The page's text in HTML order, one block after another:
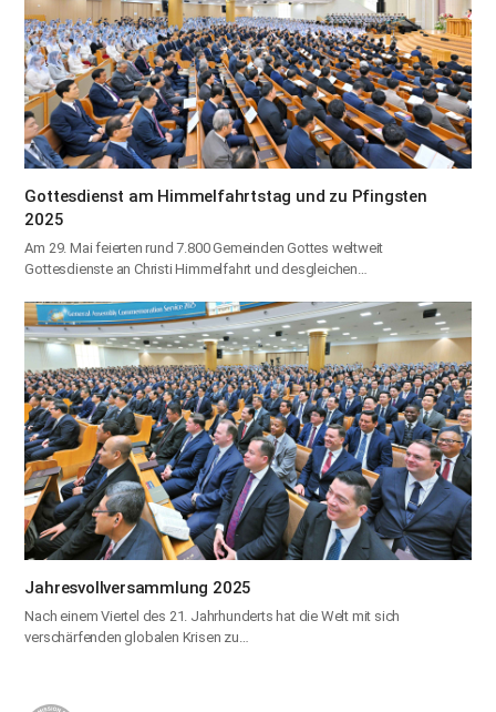
Gottesdienst am Himmelfahrtstag und zu Pfingsten
2025
Am 29. Mai feierten rund 7.800 Gemeinden Gottes weltweit
Gottesdienste an Christi Himmelfahrt und desgleichen…
Jahresvollversammlung 2025
Nach einem Viertel des 21. Jahrhunderts hat die Welt mit sich
verschärfenden globalen Krisen zu…